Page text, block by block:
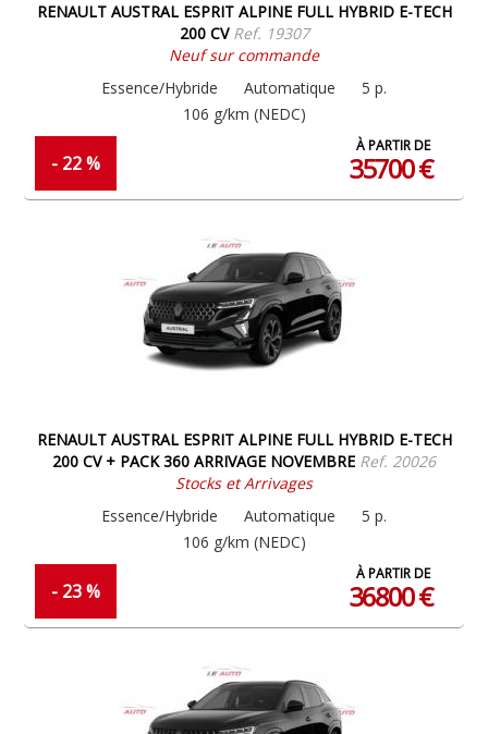
RENAULT AUSTRAL ESPRIT ALPINE FULL HYBRID E-TECH
200 CV Ref. 19307
Neuf sur commande
Essence/Hybride
Automatique
5 p.
106 g/km (NEDC)
- 22 %
À PARTIR DE
35700 €
RENAULT AUSTRAL ESPRIT ALPINE FULL HYBRID E-TECH
200 CV + PACK 360 ARRIVAGE NOVEMBRE Ref. 20026
Stocks et Arrivages
Essence/Hybride
Automatique
5 p.
106 g/km (NEDC)
- 23 %
À PARTIR DE
36800 €